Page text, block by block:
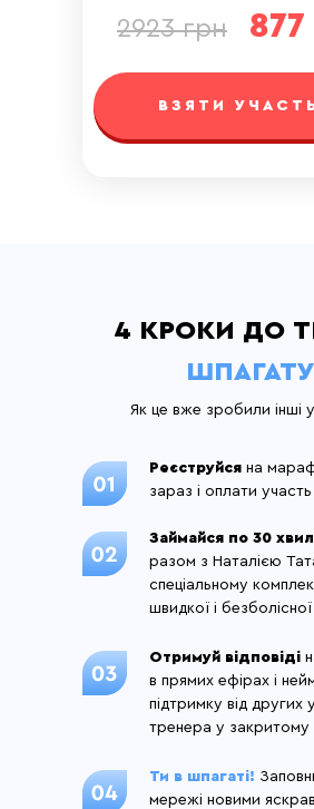
2923 грн 877
ВЗЯТИ
4 КРОКИ ДО
ШПАГАТУ
Реєструйся на
зараз і оплати участь
Займайся по 30
разом з Наталією
спеціальному
швидкої і
Отримуй відповіді
в прямих ефірах і
підтримку від других
тренера у закритому
Ти в шпагаті!
мережі новими
Як це вже зробили інші